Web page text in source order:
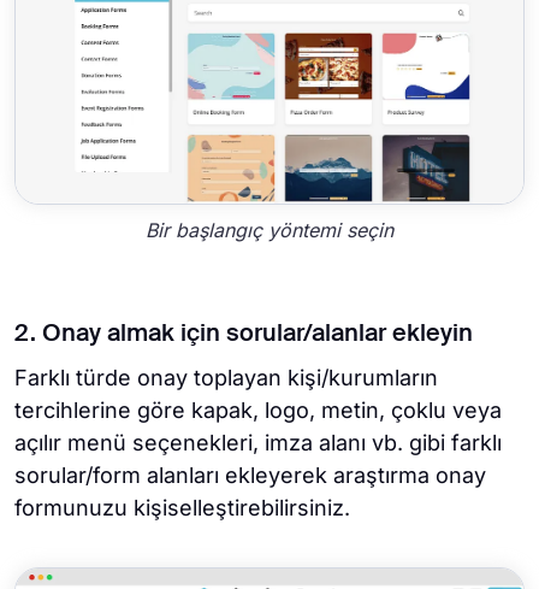
Bir başlangıç ​​yöntemi seçin
2. Onay almak için sorular/alanlar ekleyin
Farklı türde onay toplayan kişi/kurumların
tercihlerine göre kapak, logo, metin, çoklu veya
açılır menü seçenekleri, imza alanı vb. gibi farklı
sorular/form alanları ekleyerek araştırma onay
formunuzu kişiselleştirebilirsiniz.